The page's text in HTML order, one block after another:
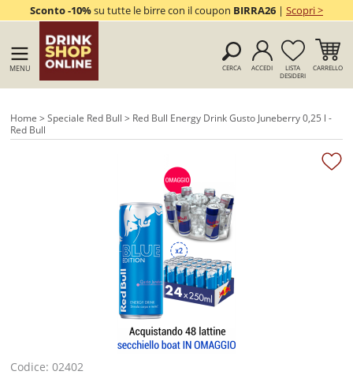
Sconto -10%su tutte le birre con il coupon BIRRA26| Scopri >
MENU CERCA ACCEDI
LISTA
DESIDERI
CARRELLO
Home >Speciale Red Bull > Red Bull Energy Drink Gusto Juneberry 0,25 l -
Red Bull
Codice: 02402